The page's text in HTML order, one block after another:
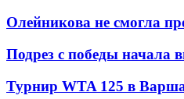
Олейникова не смогла
Подрез с победы начала
Турнир WTA 125 в